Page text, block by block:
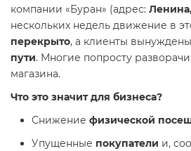
компании «Буран» (адрес:
нескольких недель движение в
перекрыто, а клиенты
пути. Многие попросту
магазина.
Что это значит для бизнеса?
Снижение физической
Упущенные покупатели и,